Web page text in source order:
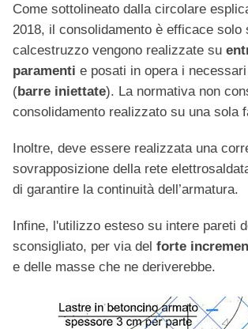
Come sottolineato dalla circolare
2018, il consolidamento è efficace solo
calcestruzzo vengono realizzate su
paramenti e posati in opera i
(barre iniettate). La normativa non
consolidamento realizzato su una sola
Inoltre, deve essere realizzata una
sovrapposizione della rete
di garantire la continuità dell’armatura.
Infine, l'utilizzo esteso su intere pareti
sconsigliato, per via del forte
e delle masse che ne deriverebbe.